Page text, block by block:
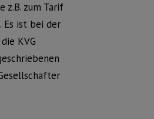
z.B. zum Tarif
Es ist bei der
KVG